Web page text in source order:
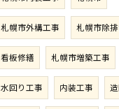
札幌市外構工事 札幌市除
看板修繕 札幌市増築工事
水回り工事 内装工事